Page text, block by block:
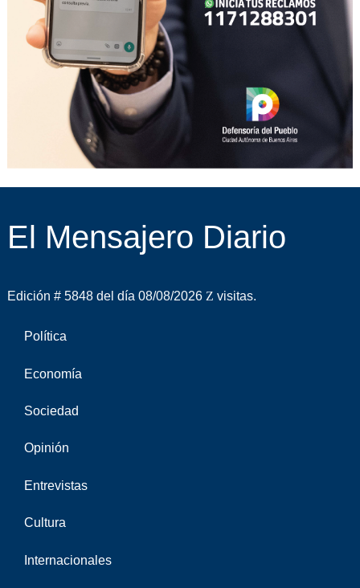
El Mensajero Diario
Edición # 5848 del día 08/08/2026 visitas.
Política
Economía
Sociedad
Opinión
Entrevistas
Cultura
Internacionales